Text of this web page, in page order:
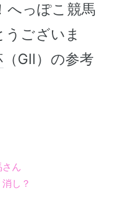
へっぽこ競馬
うございま
（GⅡ）の参考
ん
し？